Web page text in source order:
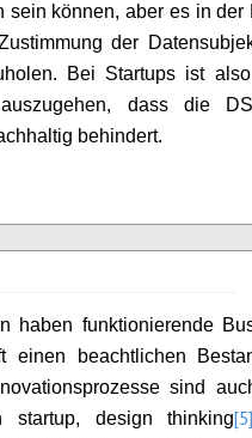
sein können, aber es in der
der
Bei Startups ist
dass die
behindert.
haben funktionierende
einen beachtlichen
sind
startup, design thinking[5]